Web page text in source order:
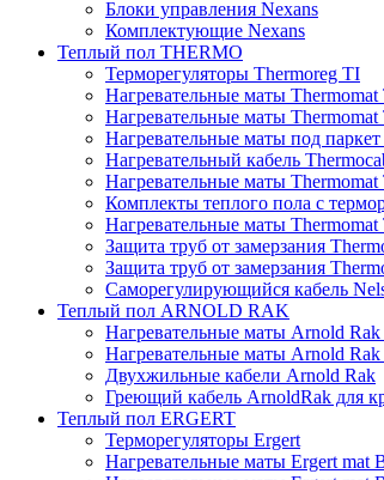
Блоки управления Nexans
Комплектующие Nexans
Теплый пол THERMO
Терморегуляторы Thermoreg TI
Нагревательные маты
Нагревательные маты
Нагревательные маты под
Нагревательный кабель
Нагревательные маты
Комплекты теплого пола с
Нагревательные маты
Защита труб от замерзания
Защита труб от замерзания
Саморегулирующийся кабель
Теплый пол ARNOLD RAK
Нагревательные маты Arnold
Нагревательные маты Arnold
Двухжильные кабели Arnold Rak
Греющий кабель ArnoldRak для
Теплый пол ERGERT
Терморегуляторы Ergert
Нагревательные маты Ergert mat